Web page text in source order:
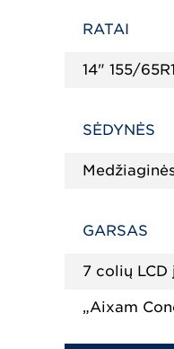
RATAI
14" 155/
SĖDYNĖS
GARSAS
7 colių
„Aixam